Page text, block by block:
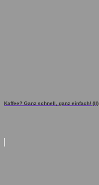
Kaffee? Ganz schnell, ganz einfach! (II)